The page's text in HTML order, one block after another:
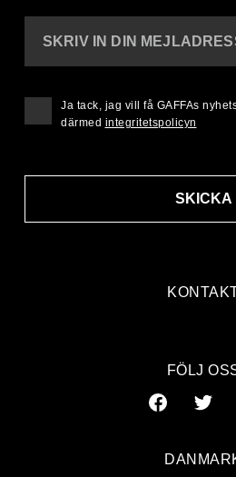
SKRIV IN DIN
SKICKA
Ja tack, jag vill få GAFFAs
därmed integritetspolicyn
FÖLJ